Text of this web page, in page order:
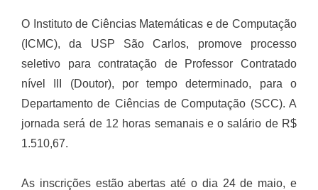
O Instituto de Ciências Matemáticas e de Computação
(ICMC), da USP São Carlos, promove processo
seletivo para contratação de Professor Contratado
nível III (Doutor), por tempo determinado, para o
Departamento de Ciências de Computação (SCC). A
jornada será de 12 horas semanais e o salário de R$
1.510,67.
As inscrições estão abertas até o dia 24 de maio, e